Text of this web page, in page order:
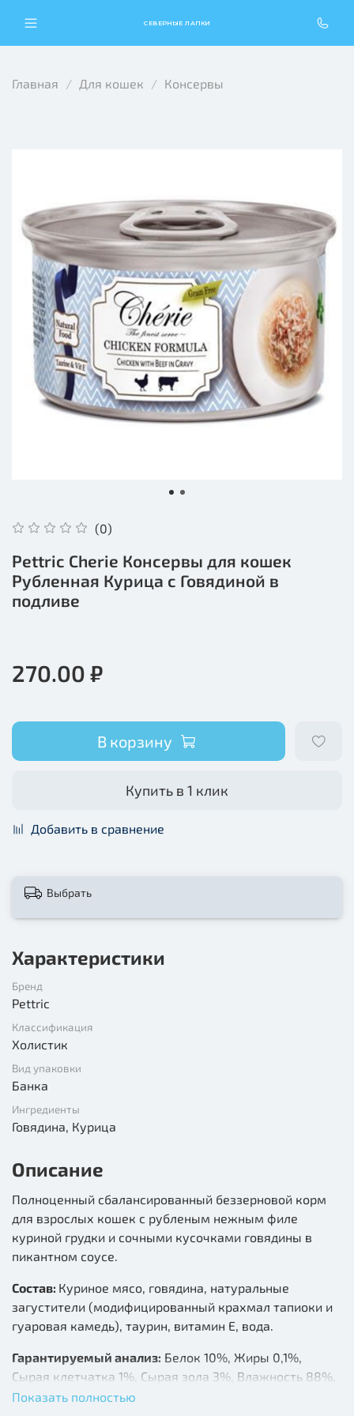
СЕВЕРНЫЕ ЛАПКИ
Главная Для кошек Консервы
(0)
Pettric Cherie Консервы для кошек
Рубленная Курица с Говядиной в
подливе
270.00 ₽
В корзину
Купить в 1 клик
Добавить в сравнение
Выбрать
Характеристики
Бренд
Pettric
Классификация
Холистик
Вид упаковки
Банка
Ингредиенты
Говядина, Курица
Описание
Полноценный сбалансированный беззерновой корм
для взрослых кошек с рубленым нежным филе
куриной грудки и сочными кусочками говядины в
пикантном соусе.
Состав: Куриное мясо, говядина, натуральные
загустители (модифицированный крахмал тапиоки и
гуаровая камедь), таурин, витамин E, вода.
Гарантируемый анализ: Белок 10%, Жиры 0,1%,
Сырая клетчатка 1%, Сырая зола 3%, Влажность 88%,
Кальций 0,0005%, Фосфор 0,04%, Магний 0,006%,
Показать полностью